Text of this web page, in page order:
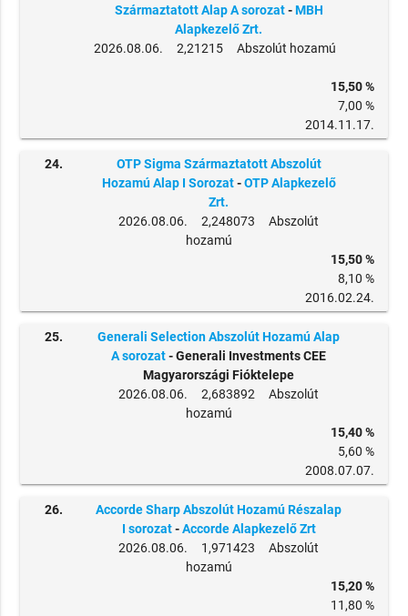
Származtatott Alap A sorozat-MBH
Alapkezelő Zrt.
2026.08.06. 2,21215 Abszolút hozamú
15,50 %
7,00 %
2014.11.17.
24.
OTP Sigma Származtatott Abszolút
Hozamú Alap I Sorozat-OTP Alapkezelő
Zrt.
2026.08.06. 2,248073 Abszolút
hozamú
15,50 %
8,10 %
2016.02.24.
25.
Generali Selection Abszolút Hozamú Alap
A sorozat- Generali Investments CEE
Magyarországi Fióktelepe
2026.08.06. 2,683892 Abszolút
hozamú
15,40 %
5,60 %
2008.07.07.
26.
Accorde Sharp Abszolút Hozamú Részalap
I sorozat-Accorde Alapkezelő Zrt
2026.08.06. 1,971423 Abszolút
hozamú
15,20 %
11,80 %